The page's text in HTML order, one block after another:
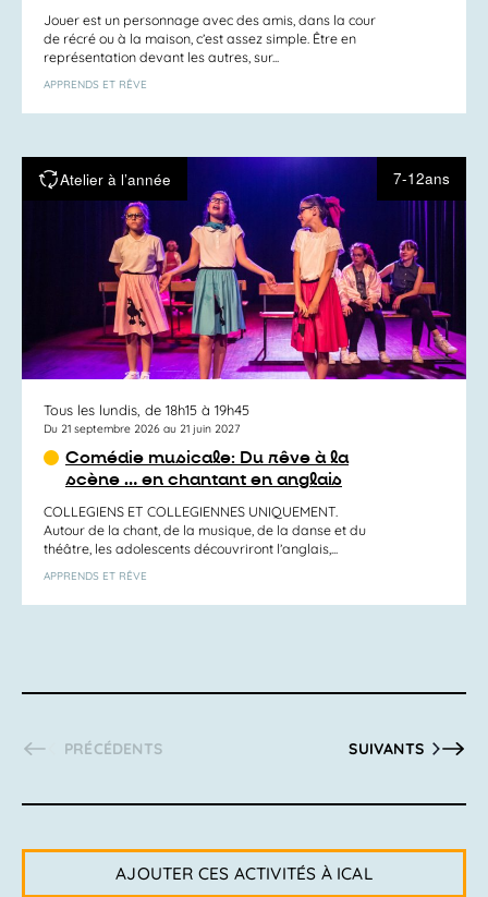
Jouer est un personnage avec des amis, dans la cour
de récré ou à la maison, c’est assez simple. Être en
représentation devant les autres, sur...
APPRENDS ET RÊVE
Atelier à l’année 7-12ans
Tous les lundis, de 18h15 à 19h45
Du 21 septembre 2026 au 21 juin 2027
Comédie musicale: Du rêve à la
scène … en chantant en anglais
COLLEGIENS ET COLLEGIENNES UNIQUEMENT.
Autour de la chant, de la musique, de la danse et du
théâtre, les adolescents découvriront l’anglais,...
APPRENDS ET RÊVE
ACTIVITÉS
PRÉCÉDENTS ACTIVITÉS
SUIVANTS
AJOUTER CES ACTIVITÉS À ICAL